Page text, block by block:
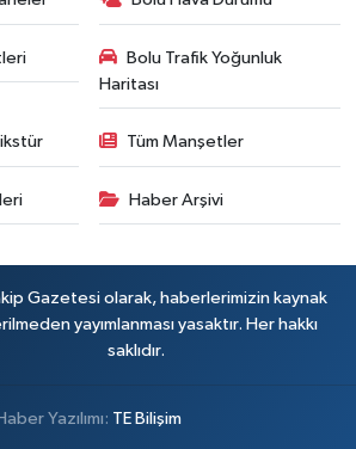
Bolu Trafik Yoğunluk
Haritası
Tüm Manşetler
Haber Arşivi
Gazetesi olarak, haberlerimizin kaynak
yayımlanması yasaktır. Her hakkı
saklıdır.
Yazılımı: TE Bilişim